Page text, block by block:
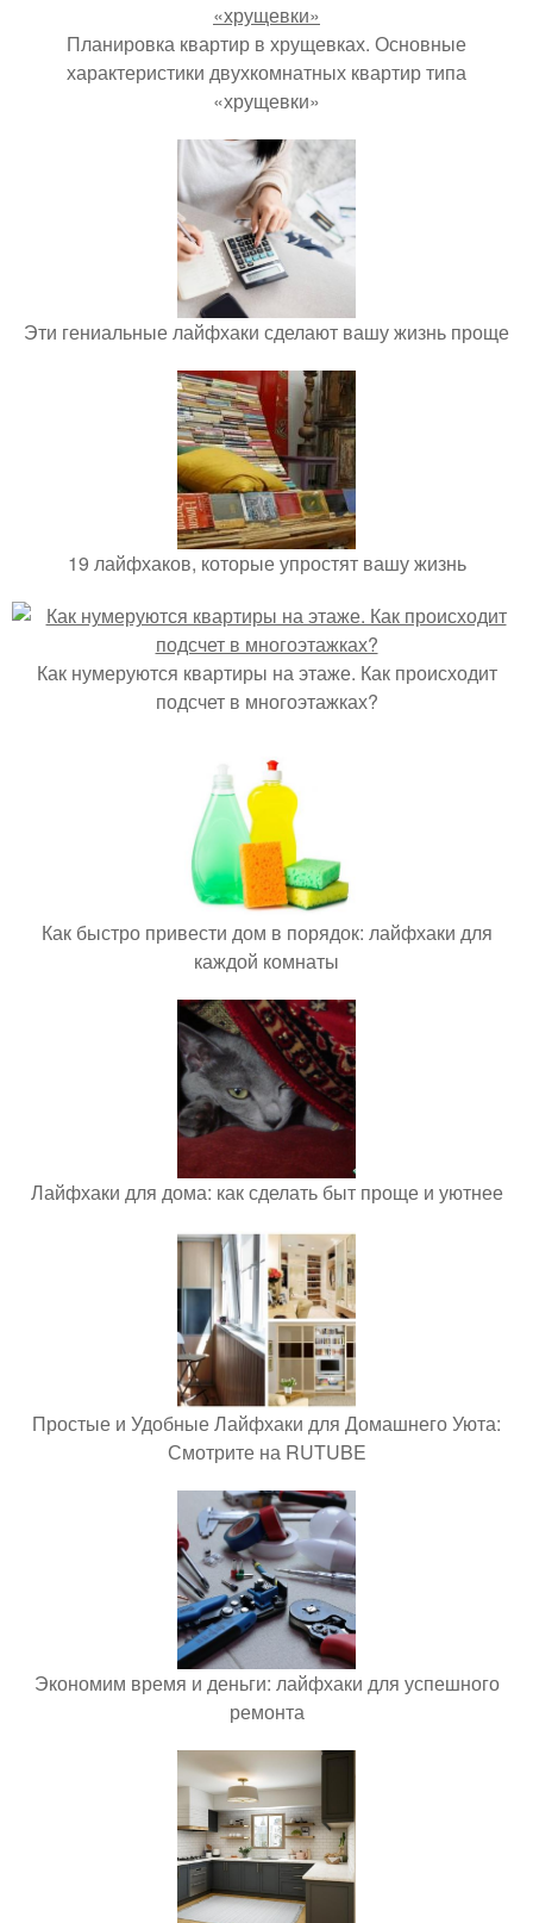
Планировка квартир в хрущевках. Основные
характеристики двухкомнатных квартир типа
«хрущевки»
Эти гениальные лайфхаки сделают вашу жизнь проще
19 лайфхаков, которые упростят вашу жизнь
Как нумеруются квартиры на этаже. Как происходит
подсчет в многоэтажках?
Как быстро привести дом в порядок: лайфхаки для
каждой комнаты
Лайфхаки для дома: как сделать быт проще и уютнее
Простые и Удобные Лайфхаки для Домашнего Уюта:
Смотрите на RUTUBE
Экономим время и деньги: лайфхаки для успешного
ремонта